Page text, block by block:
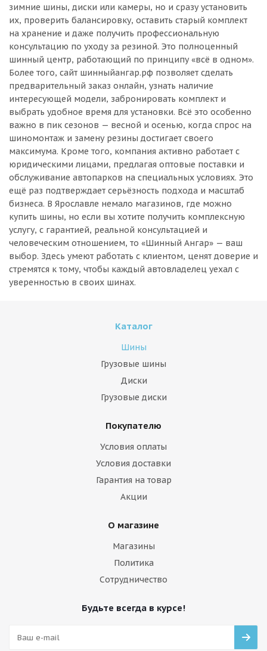
зимние шины, диски или камеры, но и сразу установить
их, проверить балансировку, оставить старый комплект
на хранение и даже получить профессиональную
консультацию по уходу за резиной. Это полноценный
шинный центр, работающий по принципу «всё в одном».
Более того, сайт шинныйангар.рф позволяет сделать
предварительный заказ онлайн, узнать наличие
интересующей модели, забронировать комплект и
выбрать удобное время для установки. Всё это особенно
важно в пик сезонов — весной и осенью, когда спрос на
шиномонтаж и замену резины достигает своего
максимума. Кроме того, компания активно работает с
юридическими лицами, предлагая оптовые поставки и
обслуживание автопарков на специальных условиях. Это
ещё раз подтверждает серьёзность подхода и масштаб
бизнеса. В Ярославле немало магазинов, где можно
купить шины, но если вы хотите получить комплексную
услугу, с гарантией, реальной консультацией и
человеческим отношением, то «Шинный Ангар» — ваш
выбор. Здесь умеют работать с клиентом, ценят доверие и
стремятся к тому, чтобы каждый автовладелец уехал с
уверенностью в своих шинах.
Каталог
Шины
Грузовые шины
Диски
Грузовые диски
Покупателю
Условия оплаты
Условия доставки
Гарантия на товар
Акции
О магазине
Магазины
Политика
Сотрудничество
Будьте всегда в курсе!